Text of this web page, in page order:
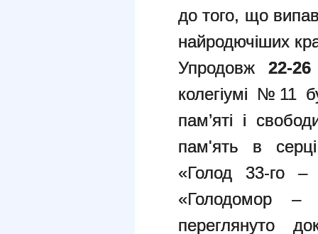
до того, що
найродючіших
Упродовж 22-
колегіумі №11
пам’яті і
пам'ять в
«Голод 33-го –
«Голодомор –
переглянуто